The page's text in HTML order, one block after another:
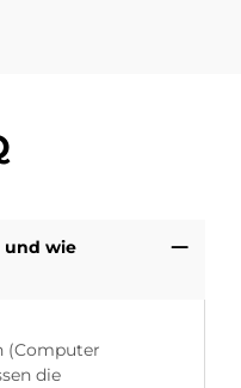
und wie
(Computer
die